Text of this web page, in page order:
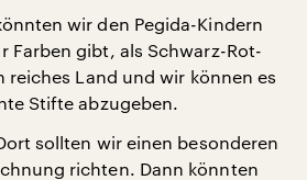
wir den Pegida-Kindern
Farben gibt, als Schwarz-Rot-
reiches Land und wir können es
Stifte abzugeben.
sollten wir einen besonderen
richten. Dann könnten